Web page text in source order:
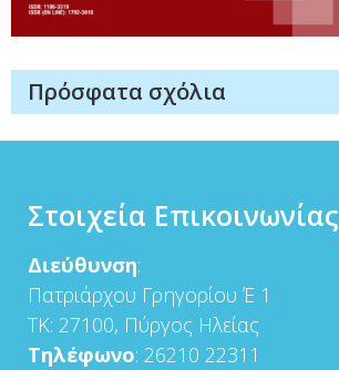
Πρόσφατα σχόλια
Στοιχεία Επικοινωνίας
Διεύθυνση:
Πατριάρχου Γρηγορίου Έ 1
ΤΚ: 27100, Πύργος Ηλείας
Τηλέφωνο: 26210 22311